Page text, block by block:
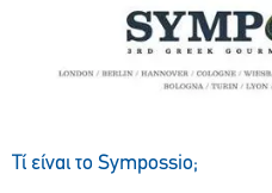
Τί είναι το Sympossio;